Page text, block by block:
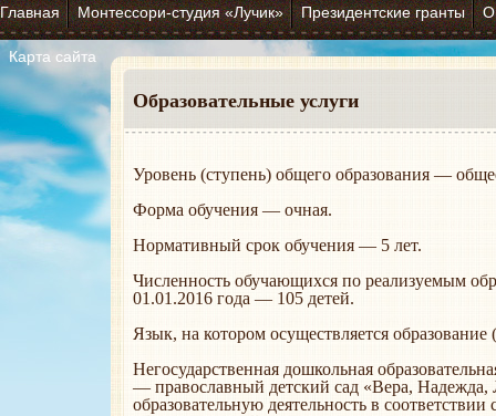
Главная Монтессори-студия «Лучик» Президентские гранты О
Карта сайта
Образовательные услуги
Уровень (ступень) общего образования —
Форма обучения — очная.
Нормативный срок обучения — 5 лет.
Численность обучающихся по реализуемым
01.01.2016 года — 105 детей.
Язык, на котором осуществляется
Негосударственная дошкольная
— православный детский сад «Вера, Надежда,
образовательную деятельность в